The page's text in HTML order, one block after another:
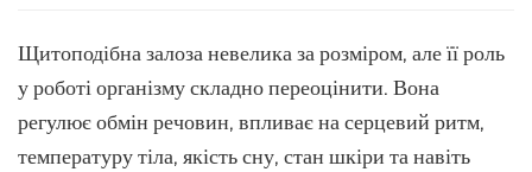
Щитоподібна залоза невелика за розміром, але її роль
у роботі організму складно переоцінити. Вона
регулює обмін речовин, впливає на серцевий ритм,
температуру тіла, якість сну, стан шкіри та навіть